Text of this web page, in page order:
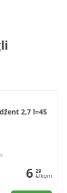
2,7 l=45
6 29
€/kom